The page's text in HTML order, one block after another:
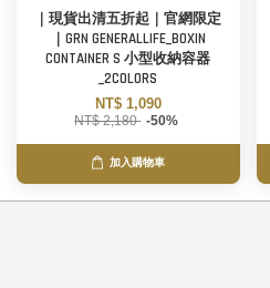
｜現貨出清五折起｜官網限定
｜GRN GENERALLIFE_BOXIN
CONTAINER S 小型收納容器
_2COLORS
NT$ 1,090
NT$ 2,180 -50%
加入購物車